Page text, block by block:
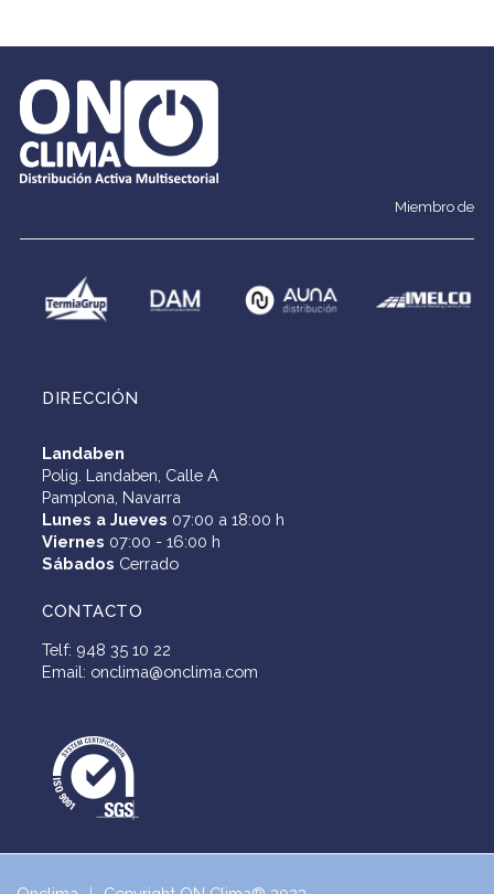
Miembro de
DIRECCIÓN
Landaben
Polig. Landaben, Calle A
Pamplona, Navarra
Lunes a Jueves 07:00 a 18:00 h
Viernes 07:00 - 16:00 h
Sábados Cerrado
CONTACTO
Telf: 948 35 10 22
Email: onclima@onclima.com